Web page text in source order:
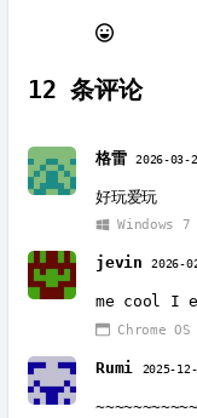
12 条评论
格雷 2026-03-
好玩爱玩
Windows 7
jevin 2026-
me cool I
Chrome OS
Rumi 2025-